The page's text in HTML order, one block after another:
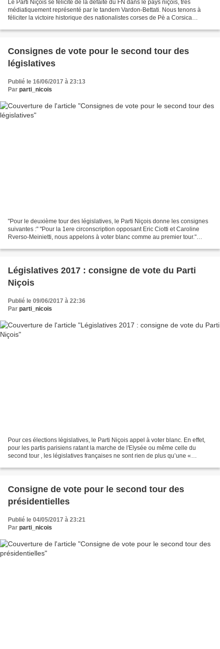
Le Parti Niçois se félicite de la défaite du FN dans le pays niçois, trés
médiatiquement représenté par le tandem Vardon-Bettati. Nous tenons à
féliciter la victoire historique des nationalistes corses de Pè a Corsica
Consignes de vote pour le second tour des
législatives
Publié le 16/06/2017 à 23:13
Par parti_nicois
"Pour le deuxième tour des législatives, le Parti Niçois donne les consignes
suivantes :" "Pour la 1ere circonscription opposant Eric Ciotti et Caroline
Rverso-Meinietti, nous appelons à voter blanc comme au premier tour."
Législatives 2017 : consigne de vote du Parti
Niçois
Publié le 09/06/2017 à 22:36
Par parti_nicois
Pour ces élections législatives, le Parti Niçois appel à voter blanc. En effet,
pour les partis parisiens ratant la marche de l'Elysée ou même celle du
second tour , les législatives françaises ne sont rien de plus qu’une «
Consigne de vote pour le second tour des
présidentielles
Publié le 04/05/2017 à 23:21
Par parti_nicois